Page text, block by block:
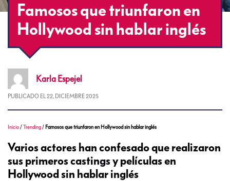
Famosos que triunfaron en
Hollywood sin hablar inglés
Karla Espejel
PUBLICADO EL 22, DICIEMBRE 2025
Inicio /Trending / Famosos que triunfaron en Hollywood sin hablar inglés
Varios actores han confesado que realizaron
sus primeros castings y películas en
Hollywood sin hablar inglés